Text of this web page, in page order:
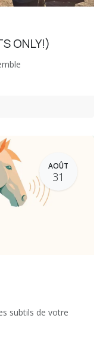
ONLY!)
AOÛT
31
subtils de votre